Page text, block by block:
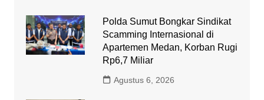
Polda Sumut Bongkar Sindikat
Scamming Internasional di
Apartemen Medan, Korban Rugi
Rp6,7 Miliar
Agustus 6, 2026